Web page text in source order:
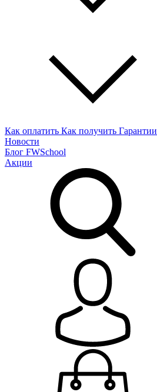
Как оплатить Как получить Гарантии
Новости
Блог FWSchool
Акции